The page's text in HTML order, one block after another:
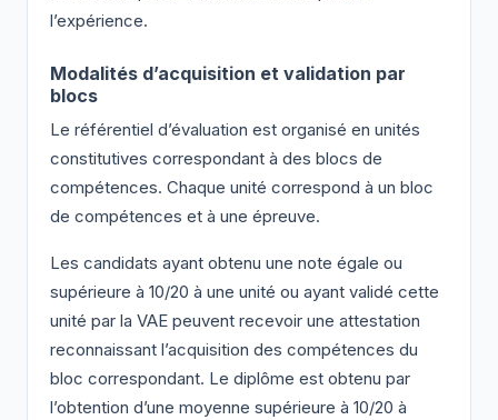
l’expérience.
Modalités d’acquisition et validation par
blocs
Le référentiel d’évaluation est organisé en unités
constitutives correspondant à des blocs de
compétences. Chaque unité correspond à un bloc
de compétences et à une épreuve.
Les candidats ayant obtenu une note égale ou
supérieure à 10/20 à une unité ou ayant validé cette
unité par la VAE peuvent recevoir une attestation
reconnaissant l’acquisition des compétences du
bloc correspondant. Le diplôme est obtenu par
l’obtention d’une moyenne supérieure à 10/20 à